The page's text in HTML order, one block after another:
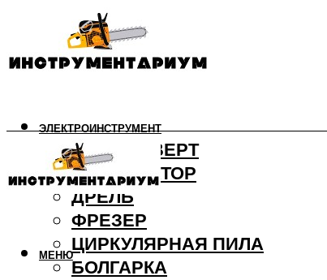
ЭЛЕКТРОИНСТРУМЕНТ
ШУРУПОВЕРТ
ПЕРФОРАТОР
ДРЕЛЬ
ФРЕЗЕР
ЦИРКУЛЯРНАЯ ПИЛА
БОЛГАРКА
МЕНЮ